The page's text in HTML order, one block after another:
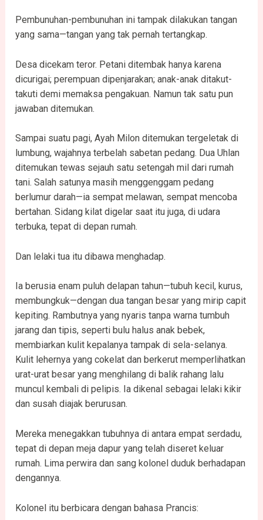
Pembunuhan-pembunuhan ini tampak dilakukan tangan
yang sama—tangan yang tak pernah tertangkap.
Desa dicekam teror. Petani ditembak hanya karena
dicurigai; perempuan dipenjarakan; anak-anak ditakut-
takuti demi memaksa pengakuan. Namun tak satu pun
jawaban ditemukan.
Sampai suatu pagi, Ayah Milon ditemukan tergeletak di
lumbung, wajahnya terbelah sabetan pedang. Dua Uhlan
ditemukan tewas sejauh satu setengah mil dari rumah
tani. Salah satunya masih menggenggam pedang
berlumur darah—ia sempat melawan, sempat mencoba
bertahan. Sidang kilat digelar saat itu juga, di udara
terbuka, tepat di depan rumah.
Dan lelaki tua itu dibawa menghadap.
Ia berusia enam puluh delapan tahun—tubuh kecil, kurus,
membungkuk—dengan dua tangan besar yang mirip capit
kepiting. Rambutnya yang nyaris tanpa warna tumbuh
jarang dan tipis, seperti bulu halus anak bebek,
membiarkan kulit kepalanya tampak di sela-selanya.
Kulit lehernya yang cokelat dan berkerut memperlihatkan
urat-urat besar yang menghilang di balik rahang lalu
muncul kembali di pelipis. Ia dikenal sebagai lelaki kikir
dan susah diajak berurusan.
Mereka menegakkan tubuhnya di antara empat serdadu,
tepat di depan meja dapur yang telah diseret keluar
rumah. Lima perwira dan sang kolonel duduk berhadapan
dengannya.
Kolonel itu berbicara dengan bahasa Prancis: